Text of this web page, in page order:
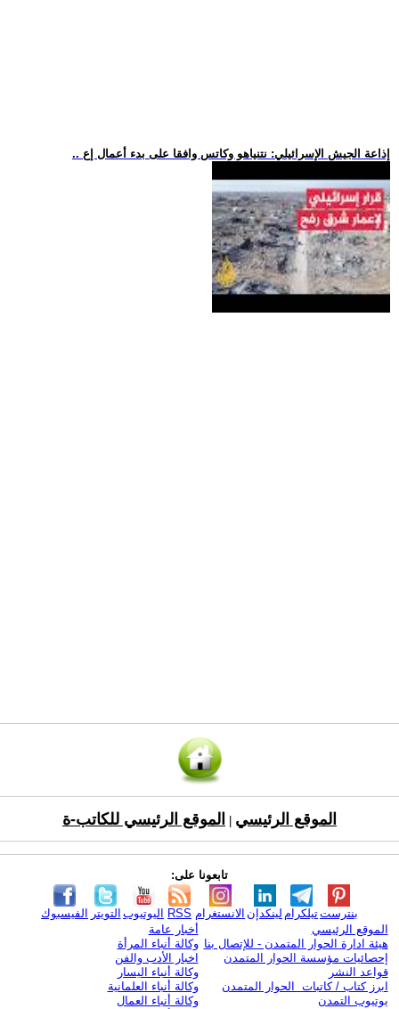
.. إذاعة الجيش الإسرائيلي: نتنياهو وكاتس وافقا على بدء أعمال إع
الموقع الرئيسي الموقع الرئيسي للكاتب-ة
تابعونا على:
الفيسبوك التويتر اليوتيوب RSS الانستغرام لينكدإن تيلكرامبنترست
الموقع الرئيسي
هيئة ادارة الحوار المتمدن - للإتصال بنا
إحصائيات مؤسسة الحوار المتمدن
قواعد النشر
ابرز كتاب / كاتبات الحوار المتمدن
يوتيوب التمدن
أخبار عامة
وكالة أنباء المرأة
اخبار الأدب والفن
وكالة أنباء اليسار
وكالة أنباء العلمانية
وكالة أنباء العمال